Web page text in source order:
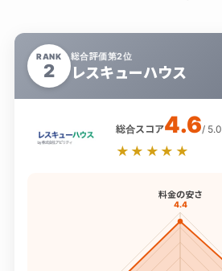
RANK
2
総合評価第2位
レスキューハウス
総合スコア4.6/ 5.0
★★★★★
料金の安さ
4.4